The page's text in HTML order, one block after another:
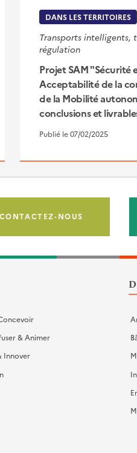
DANS LES TERRITOIRES
Transports intelligents,
régulation
Projet SAM "Sécurité
Acceptabilité de la
de la Mobilité
conclusions et
Publié le 07/02/2025
CONTACTEZ-NOUS
& Animer
Innover